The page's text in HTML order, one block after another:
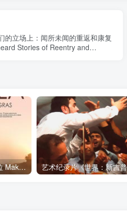
的立场上：闻所未闻的重返和康复
Stories of Reentry and
社会生活纪录片《马加拉 Makala》下载